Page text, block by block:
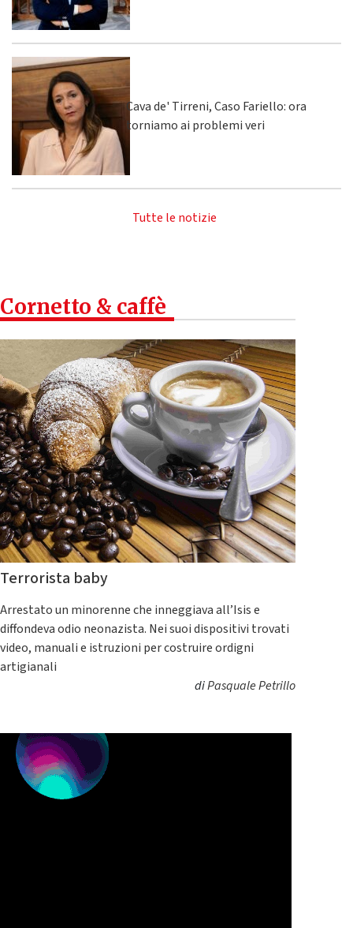
Cava de' Tirreni, Caso Fariello: ora
torniamo ai problemi veri
Tutte le notizie
Cornetto & caffè
Terrorista baby
Arrestato un minorenne che inneggiava all’Isis e
diffondeva odio neonazista. Nei suoi dispositivi trovati
video, manuali e istruzioni per costruire ordigni
artigianali
diPasquale Petrillo